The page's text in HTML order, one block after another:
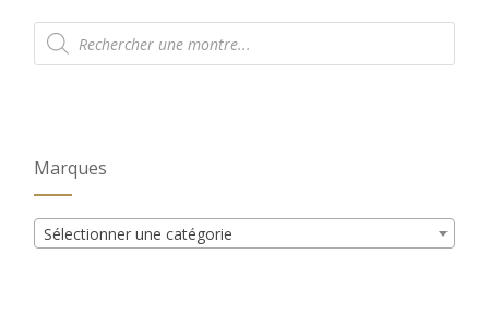
Recherche
de
produits
Marques
Sélectionner une catégorie